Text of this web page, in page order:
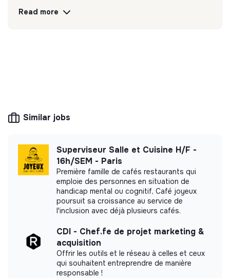
accessible.
More information
Website
Company
Between 50 and 250
employees
Energy
Impact study
Read more
Similar jobs
Superviseur Salle et Cuisine H/F -
16h/SEM - Paris
Première famille de cafés restaurants qui
emploie des personnes en situation de
handicap mental ou cognitif, Café joyeux
poursuit sa croissance au service de
l'inclusion avec déjà plusieurs cafés.
CDI - Chef.fe de projet marketing &
acquisition
Offrir les outils et le réseau à celles et ceux
qui souhaitent entreprendre de manière
responsable !